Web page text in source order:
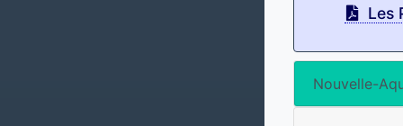
Les
Nouvelle-